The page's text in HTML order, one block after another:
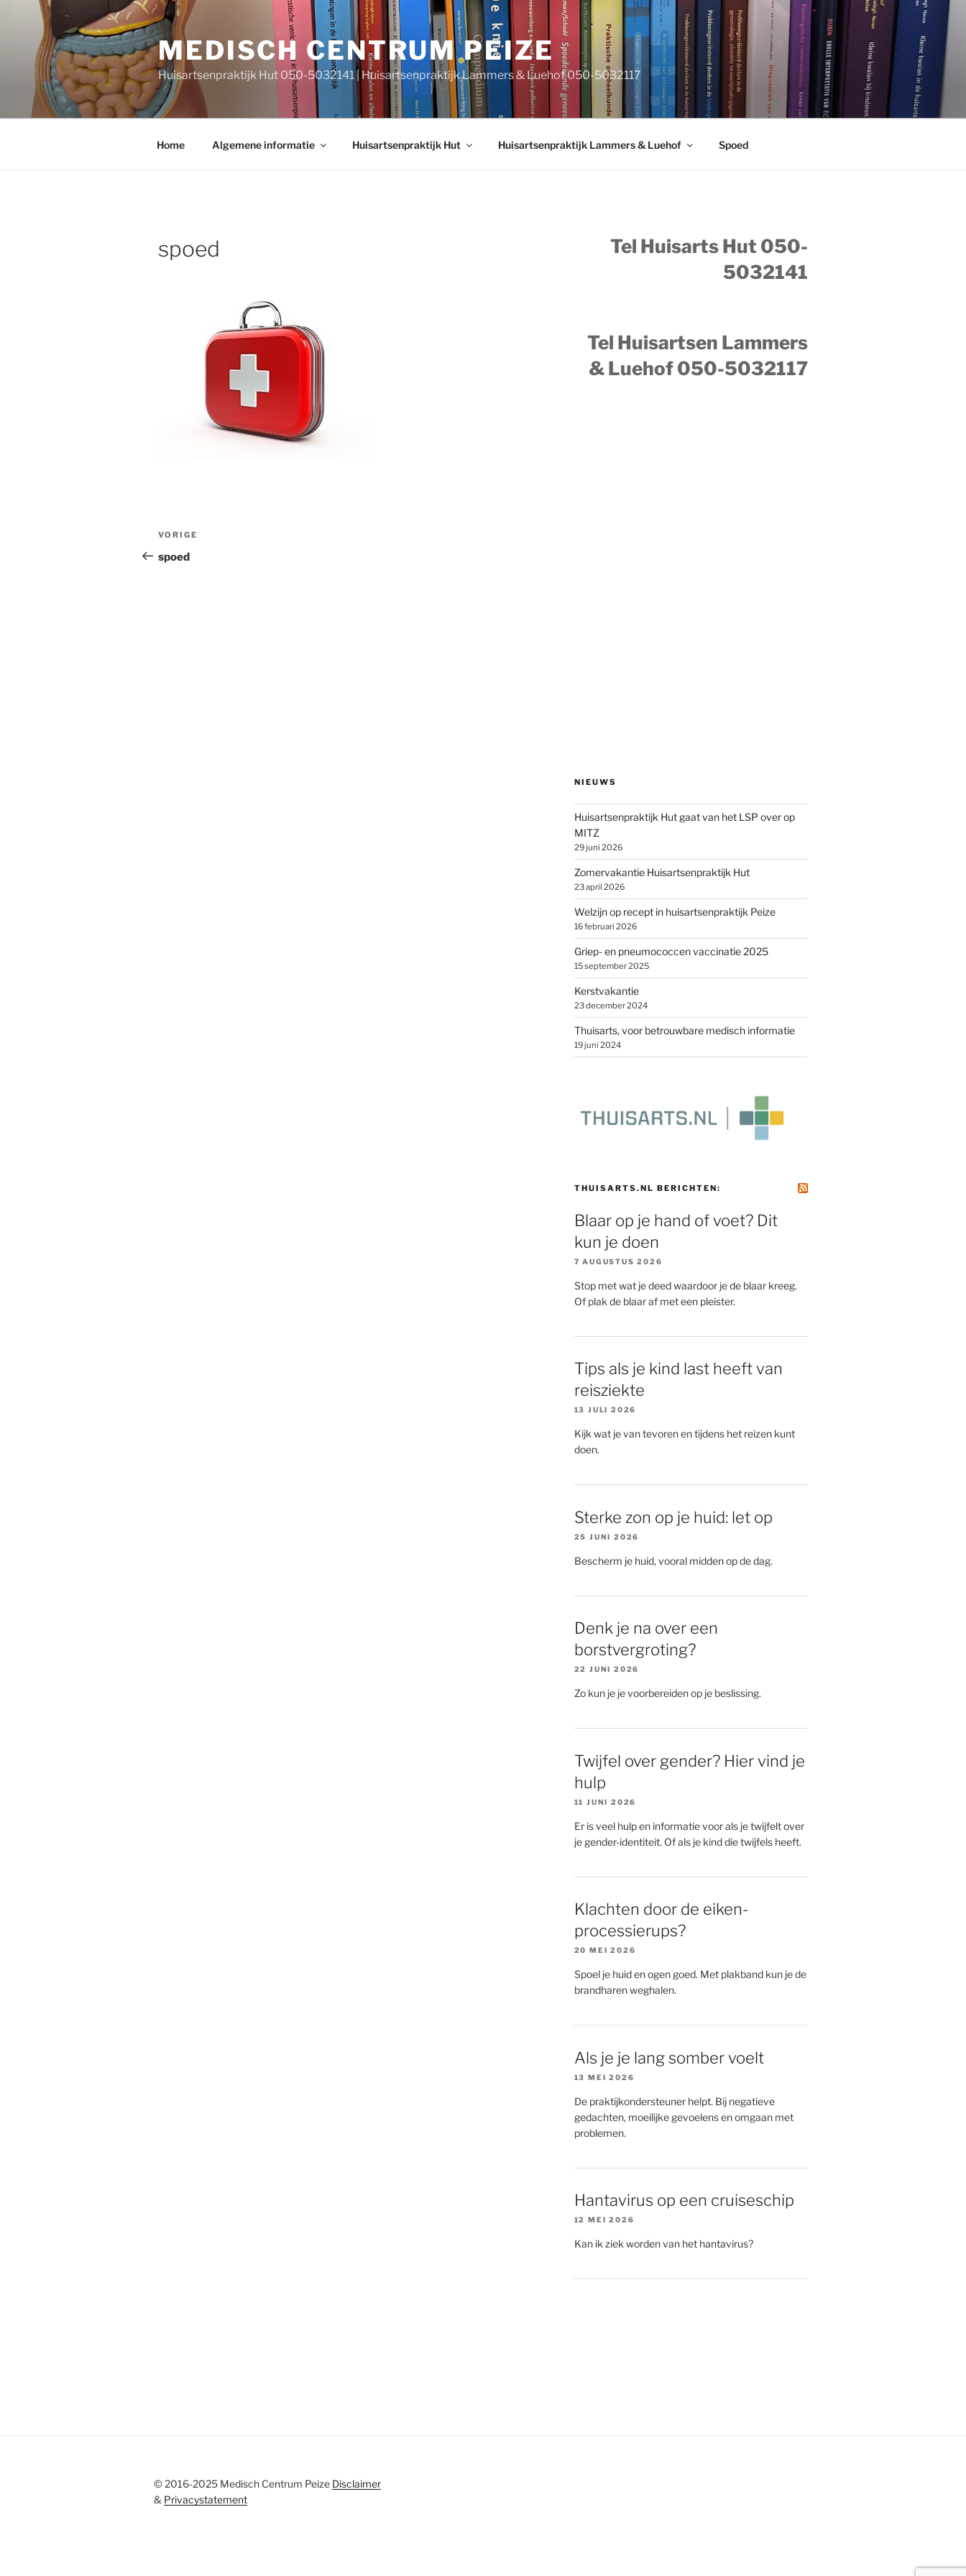
inhoud
MEDISCH CENTRUM PEIZE
Huisartsenpraktijk Hut 050-5032141 | Huisartsenpraktijk Lammers & Luehof 050-5032117
Home Algemene informatie Huisartsenpraktijk Hut Huisartsenpraktijk Lammers & Luehof Spoed
spoed
Bericht
navigatie
Vorig
bericht
VORIGE
spoed
Tel Huisarts Hut 050-
5032141
Tel Huisartsen Lammers
& Luehof 050-5032117
NIEUWS
Huisartsenpraktijk Hut gaat van het LSP over op
MITZ
29 juni 2026
Zomervakantie Huisartsenpraktijk Hut
23 april 2026
Welzijn op recept in huisartsenpraktijk Peize
16 februari 2026
Griep- en pneumococcen vaccinatie 2025
15 september 2025
Kerstvakantie
23 december 2024
Thuisarts, voor betrouwbare medisch informatie
19 juni 2024
THUISARTS.NL BERICHTEN:
Blaar op je hand of voet? Dit
kun je doen
7 AUGUSTUS 2026
Stop met wat je deed waardoor je de blaar kreeg.
Of plak de blaar af met een pleister.
Tips als je kind last heeft van
reisziekte
13 JULI 2026
Kijk wat je van tevoren en tijdens het reizen kunt
doen.
Sterke zon op je huid: let op
25 JUNI 2026
Bescherm je huid, vooral midden op de dag.
Denk je na over een
borstvergroting?
22 JUNI 2026
Zo kun je je voorbereiden op je beslissing.
Twijfel over gender? Hier vind je
hulp
11 JUNI 2026
Er is veel hulp en informatie voor als je twijfelt over
je gender-identiteit. Of als je kind die twijfels heeft.
Klachten door de eiken-
processierups?
20 MEI 2026
Spoel je huid en ogen goed. Met plakband kun je de
brandharen weghalen.
Als je je lang somber voelt
13 MEI 2026
De praktijkondersteuner helpt. Bij negatieve
gedachten, moeilijke gevoelens en omgaan met
problemen.
Hantavirus op een cruiseschip
12 MEI 2026
Kan ik ziek worden van het hantavirus?
© 2016-2025 Medisch Centrum Peize Disclaimer
& Privacystatement